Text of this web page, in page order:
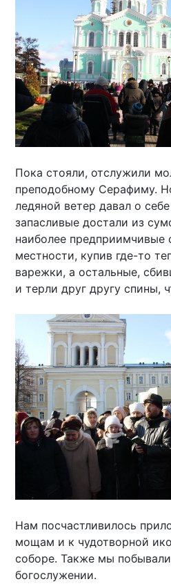
Пока стояли, отслужили
преподобному Серафиму.
ледяной ветер давал о
запасливые достали из
наиболее предприимчивые
местности, купив где-то
варежки, а остальные,
и терли друг другу спины,
Нам посчастливилось
мощам и к чудотворной
соборе. Также мы
богослужении.